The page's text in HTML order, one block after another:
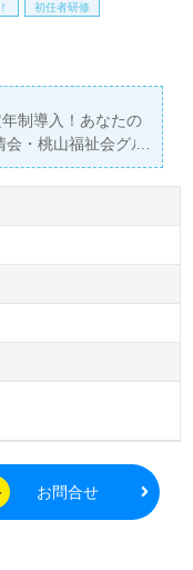
初任者研修
制導入！あなたの
・桃山福祉会グル
～324,500円/賞与
け求人＊『大師前
『特別養護老人ホ
桃山福祉会グルー
県岡山市）様の運
護/介護、特別養護
家族と一緒にいる
ースされる事業所
します。特別養護
お問合せ